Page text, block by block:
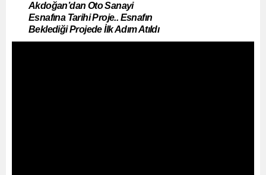
Akdoğan’dan Oto Sanayi
Esnafına Tarihi Proje.. Esnafın
Beklediği Projede İlk Adım Atıldı